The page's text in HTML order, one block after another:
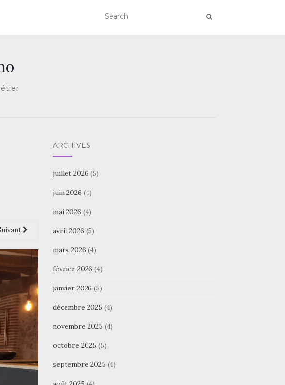
ARCHIVES
juillet 2026 (5)
juin 2026 (4)
mai 2026 (4)
avril 2026 (5)
mars 2026 (4)
février 2026 (4)
janvier 2026 (5)
décembre 2025 (4)
novembre 2025 (4)
octobre 2025 (5)
septembre 2025 (4)